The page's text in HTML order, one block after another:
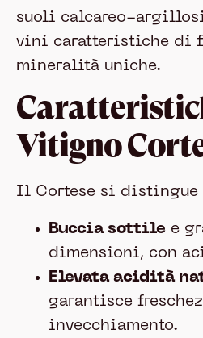
suoli calcareo-
vini caratteristiche di
mineralità uniche.
Vitigno
Il Cortese si distingue
Buccia sottile e
dimensioni, con
Elevata acidità
garantisce
invecchiamento.